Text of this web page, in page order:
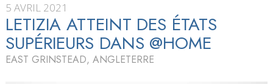
5 AVRIL 2021
LETIZIA ATTEINT DES ÉTATS
SUPÉRIEURS DANS @HOME
EAST GRINSTEAD, ANGLETERRE